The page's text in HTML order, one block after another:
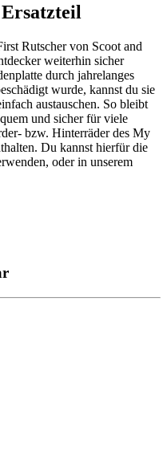
Rutscher von Scoot and
weiterhin sicher
durch jahrelanges
wurde, kannst du sie
austauschen. So bleibt
und sicher für viele
bzw. Hinterräder des My
Du kannst hierfür die
oder in unserem